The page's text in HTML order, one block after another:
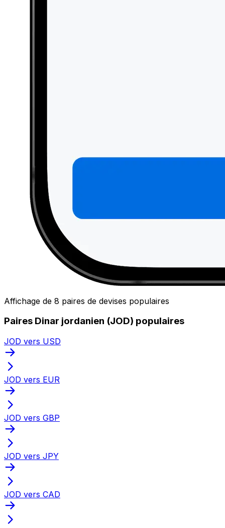
Affichage de 8 paires de devises populaires
Paires Dinar jordanien (JOD) populaires
JOD vers USD
JOD vers EUR
JOD vers GBP
JOD vers JPY
JOD vers CAD